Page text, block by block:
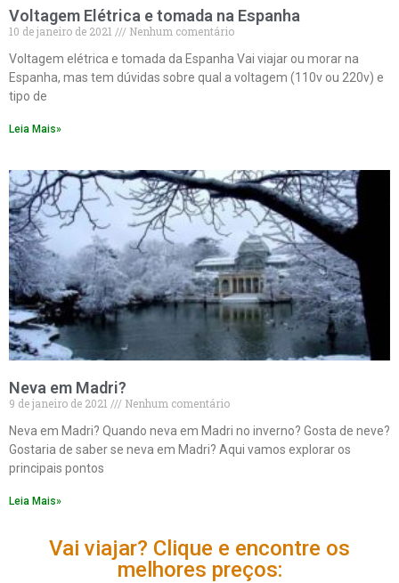
Voltagem Elétrica e tomada na Espanha
10 de janeiro de 2021
Nenhum comentário
Voltagem elétrica e tomada da Espanha Vai viajar ou morar na
Espanha, mas tem dúvidas sobre qual a voltagem (110v ou 220v) e
tipo de
Leia Mais»
Neva em Madri?
9 de janeiro de 2021
Nenhum comentário
Neva em Madri? Quando neva em Madri no inverno? Gosta de neve?
Gostaria de saber se neva em Madri? Aqui vamos explorar os
principais pontos
Leia Mais»
Vai viajar? Clique e encontre os
melhores preços: